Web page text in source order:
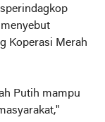
Koperasi Merah
Putih mampu